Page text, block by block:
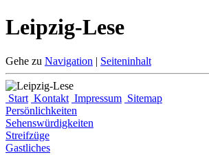
Leipzig-Lese
Gehe zu Navigation | Seiteninhalt
Start Kontakt Impressum Sitemap
Persönlichkeiten
Sehenswürdigkeiten
Streifzüge
Gastliches